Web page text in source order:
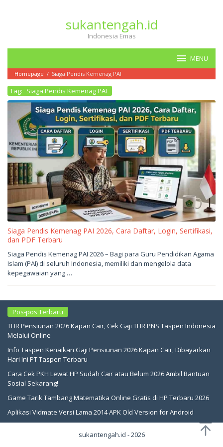
sukantengah.id
Indonesia Emas
MENU
Homepage / Siaga Pendis Kemenag PAI
Tag: Siaga Pendis Kemenag PAI
Siaga Pendis Kemenag PAI 2026, Cara Daftar, Login, Sertifikasi,
dan PDF Terbaru
Mei
4,
2026
oleh
sukantengah
Siaga Pendis Kemenag PAI 2026 – Bagi para Guru Pendidikan Agama
Islam (PAI) di seluruh Indonesia, memiliki dan mengelola data
kepegawaian yang …
Pos-pos Terbaru
THR Pensiunan 2026 Kapan Cair, Cek Gaji THR PNS Taspen Indonesia
Melalui Online
Info Taspen Kenaikan Gaji Pensiunan 2026 Kapan Cair, Dibayarkan
Hari Ini PT Taspen Terbaru
Cara Cek PKH Lewat HP Sudah Cair atau Belum 2026 Ambil Bantuan
Sosial Sekarang!
Game Tarik Tambang Matematika Online Gratis di HP Terbaru 2026
Aplikasi Vidmate Versi Lama 2014 APK Old Version for Android
sukantengah.id - 2026